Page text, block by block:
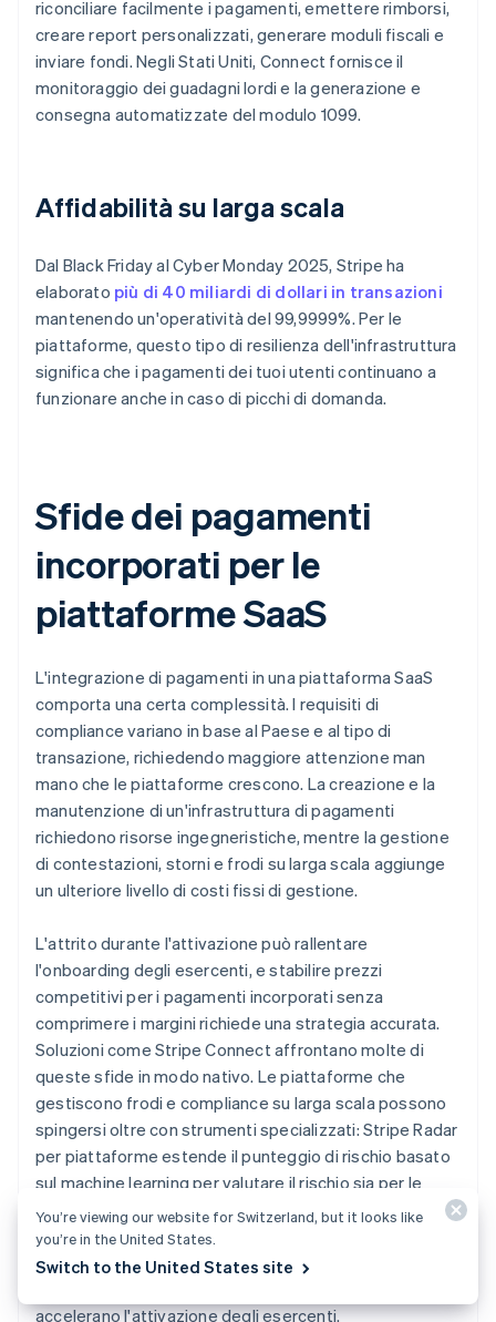
riconciliare facilmente i pagamenti, emettere rimborsi,
creare report personalizzati, generare moduli fiscali e
inviare fondi. Negli Stati Uniti, Connect fornisce il
monitoraggio dei guadagni lordi e la generazione e
consegna automatizzate del modulo 1099.
Affidabilità su larga scala
Dal Black Friday al Cyber Monday 2025, Stripe ha
elaborato più di 40 miliardi di dollari in transazioni
mantenendo un'operatività del 99,9999%. Per le
piattaforme, questo tipo di resilienza dell'infrastruttura
significa che i pagamenti dei tuoi utenti continuano a
funzionare anche in caso di picchi di domanda.
Sfide dei pagamenti
incorporati per le
piattaforme SaaS
L'integrazione di pagamenti in una piattaforma SaaS
comporta una certa complessità. I requisiti di
compliance variano in base al Paese e al tipo di
transazione, richiedendo maggiore attenzione man
mano che le piattaforme crescono. La creazione e la
manutenzione di un'infrastruttura di pagamenti
richiedono risorse ingegneristiche, mentre la gestione
di contestazioni, storni e frodi su larga scala aggiunge
un ulteriore livello di costi fissi di gestione.
L'attrito durante l'attivazione può rallentare
l'onboarding degli esercenti, e stabilire prezzi
competitivi per i pagamenti incorporati senza
comprimere i margini richiede una strategia accurata.
Soluzioni come Stripe Connect affrontano molte di
queste sfide in modo nativo. Le piattaforme che
gestiscono frodi e compliance su larga scala possono
spingersi oltre con strumenti specializzati: Stripe Radar
per piattaforme estende il punteggio di rischio basato
sul machine learning per valutare il rischio sia per le
transazioni che per gli account collegati, mentre Stripe
Verified per piattaforme offre alle piattaforme idonee
con volumi elevati controlli di compliance personalizzati
accelerano l'attivazione degli esercenti.
You’re viewing our website for Switzerland, but it looks like
you’re in the United States.
Switch to the United States site